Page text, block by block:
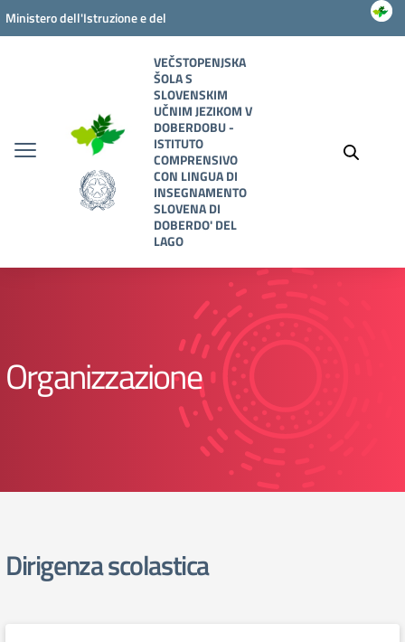
Vai ai contenuti
Vai al menu di navigazione
Vai al footer
Ministero dell'Istruzione e del
VEČSTOPENJSKA
ŠOLA S
SLOVENSKIM
UČNIM JEZIKOM V
DOBERDOBU -
ISTITUTO
COMPRENSIVO
CON LINGUA DI
INSEGNAMENTO
SLOVENA DI
DOBERDO' DEL
LAGO
Organizzazione
elenco degli organi
Dirigenza scolastica